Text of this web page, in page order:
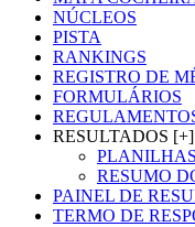
NÚCLEOS
PISTA
RANKINGS
REGISTRO DE
FORMULÁRIOS
RESULTADOS [+]
PLANILHAS
RESUMO
PAINEL DE
TERMO DE